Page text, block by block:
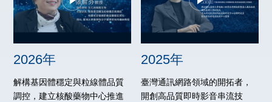
2026年
解構基因體穩定與粒線體品質
調控，建立核酸藥物中心推進
2025年
臺灣通訊網路領域的開拓者，
開創高品質即時影音串流技